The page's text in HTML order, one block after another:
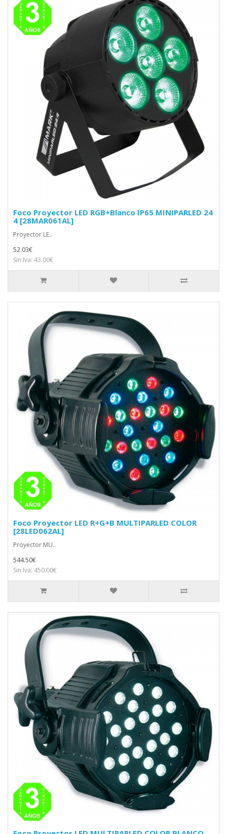
Foco Proyector LED RGB+Blanco IP65 MINIPARLED 24
4 [28MAR061AL]
Proyector LE..
52.03€
Sin Iva: 43.00€
Foco Proyector LED R+G+B MULTIPARLED COLOR
[28LED062AL]
Proyector MU..
544.50€
Sin Iva: 450.00€